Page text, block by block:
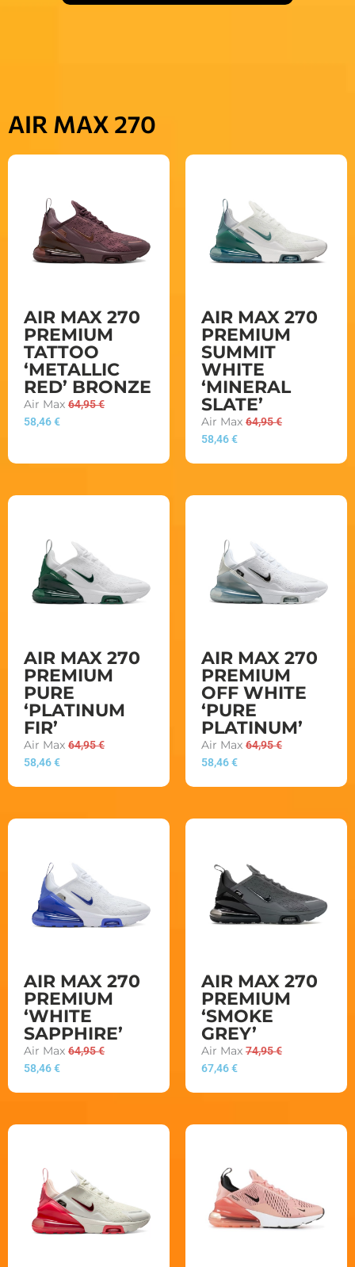
AIR MAX 270
AIR MAX 270
PREMIUM
TATTOO
‘METALLIC
RED’ BRONZE
Air Max 64,95€
58,46€
AIR MAX 270
PREMIUM
SUMMIT
WHITE
‘MINERAL
SLATE’
Air Max 64,95€
58,46€
AIR MAX 270
PREMIUM
PURE
‘PLATINUM
FIR’
Air Max 64,95€
58,46€
AIR MAX 270
PREMIUM
OFF WHITE
‘PURE
PLATINUM’
Air Max 64,95€
58,46€
AIR MAX 270
PREMIUM
‘WHITE
SAPPHIRE’
Air Max 64,95€
58,46€
AIR MAX 270
PREMIUM
‘SMOKE
GREY’
Air Max 74,95€
67,46€